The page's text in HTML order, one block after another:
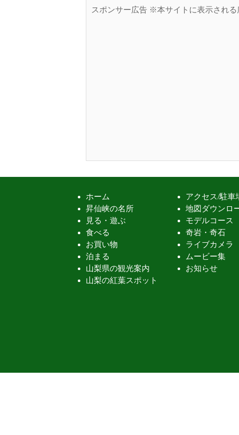
スポンサー広告 ※本サイトに表示される
ホーム
昇仙峡の名所
見る・遊ぶ
食べる
お買い物
泊まる
山梨県の観光案内
山梨の紅葉スポット
アクセス/駐車
地図ダウンロ
モデルコース
奇岩・奇石
ライブカメラ
ムービー集
お知らせ